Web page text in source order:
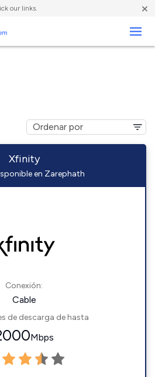
our links. ×
Xfinity
en Zarephath
Conexión:
Cable
de descarga de hasta
Mbps